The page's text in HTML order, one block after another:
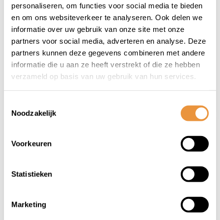
personaliseren, om functies voor social media te bieden
en om ons websiteverkeer te analyseren. Ook delen we
informatie over uw gebruik van onze site met onze
partners voor social media, adverteren en analyse. Deze
partners kunnen deze gegevens combineren met andere
informatie die u aan ze heeft verstrekt of die ze hebben
verzameld op basis van uw gebruik van hun services.
Noodzakelijk
Voorkeuren
Statistieken
Marketing
Spaken 282-13
Sapim Leader
Ã¸2.33mm FG 2,6 -
RVS (100 stuks)
Niet op voorraad
46,95
Spaken 288-14
Sapim Leader Ã¸2.00
mm FG 2,3 - RVS
(100 stuks)
Niet op voorraad
38,95